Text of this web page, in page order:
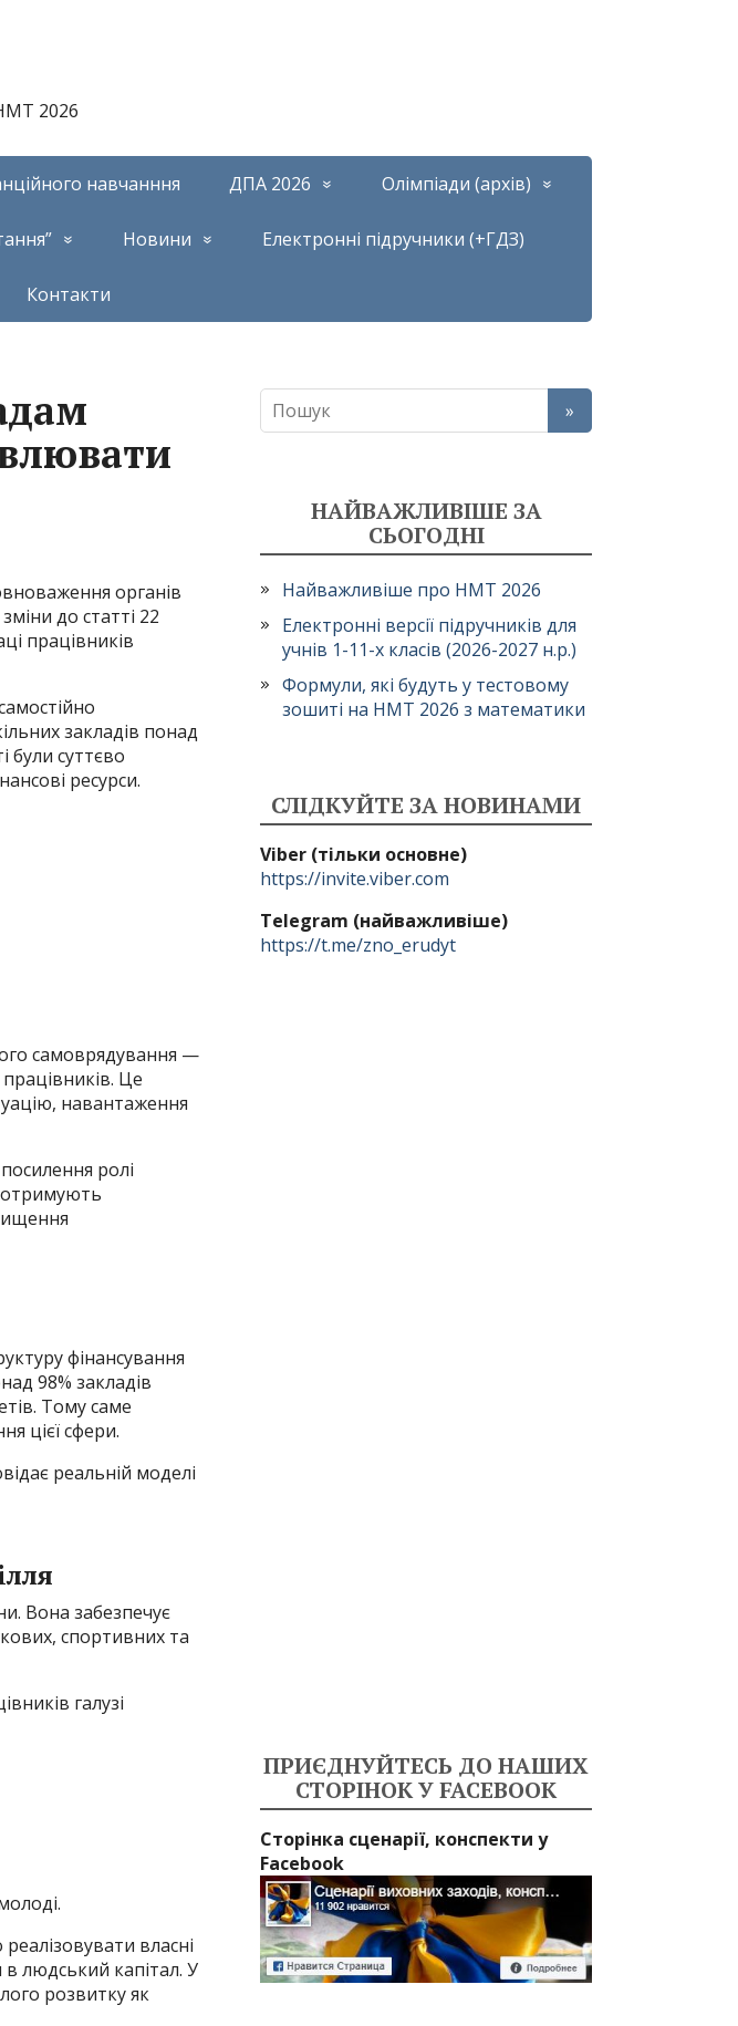
2026
навчанння ДПА 2026 Олімпіади (архів)
Новини Електронні підручники (+ГДЗ)
Контакти
органів
до статті 22
працівників
закладів понад
були суттєво
ресурси.
самоврядування —
Це
навантаження
ролі
отримують
фінансування
98% закладів
Тому саме
цієї сфери.
реальній моделі
Вона забезпечує
спортивних та
галузі
власні
в людський капітал. У
розвитку як
НАЙВАЖЛИВІШЕ ЗА
СЬОГОДНІ
Найважливіше про НМТ 2026
Електронні версії підручників для
учнів 1-11-х класів (2026-2027 н.р.)
Формули, які будуть у тестовому
зошиті на НМТ 2026 з математики
СЛІДКУЙТЕ ЗА НОВИНАМИ
Viber (тільки основне)
https://invite.viber.com
Telegram (найважливіше)
https://t.me/zno_erudyt
ПРИЄДНУЙТЕСЬ ДО НАШИХ
СТОРІНОК У FACEBOOK
Сторінка сценарії, конспекти у
Facebook